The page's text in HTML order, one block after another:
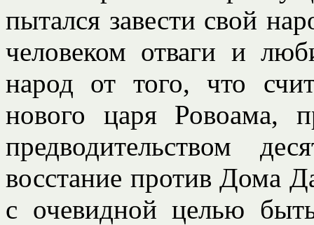
пытался завести свой
человеком отваги и
народ от того, что
нового царя Ровоама,
предводительством
восстание против Дома
с очевидной целью